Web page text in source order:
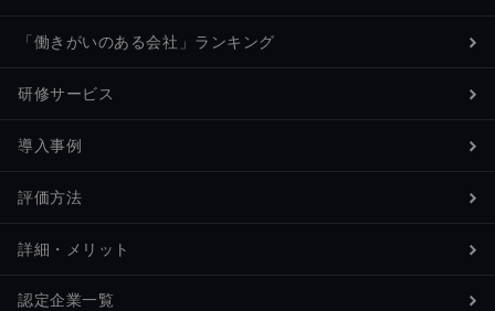
「働きがいのある会社」ランキング
研修サービス
導入事例
評価方法
詳細・メリット
認定企業一覧